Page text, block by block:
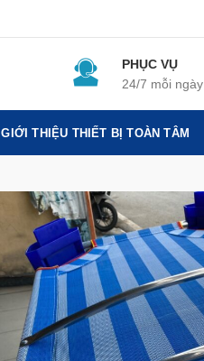
PHỤC VỤ
24/7 mỗi ngày
GIỚI THIỆU THIẾT BỊ TOÀN TÂM